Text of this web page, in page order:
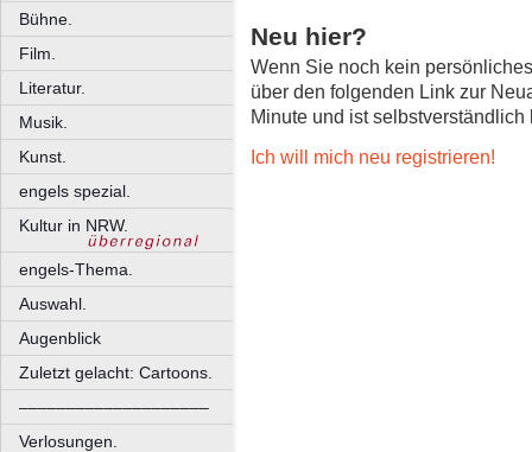
Bühne.
Film.
Literatur.
Musik.
Kunst.
engels spezial.
Kultur in NRW.
engels-Thema.
Auswahl.
Augenblick
Zuletzt gelacht: Cartoons.
––––––––––––––––––––
Verlosungen.
Neu hier?
Wenn Sie noch kein
über den folgenden Link zur
Minute und ist selbstverständlich
Ich will mich neu registrieren!